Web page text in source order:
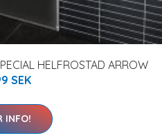
HELFROSTAD ARROW
SEK
INFO!